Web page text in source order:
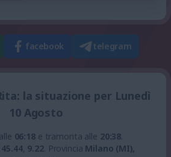
facebook telegram
la situazione per Lunedì
10 Agosto
06:18e tramonta alle 20:38.
45.44, 9.22. Provincia Milano (MI),